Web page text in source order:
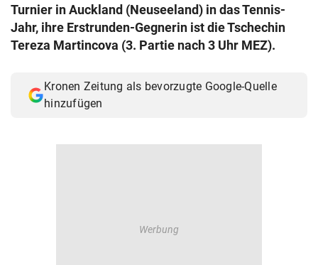
© Krone Multimedia GmbH & Co KG 2026
Turnier in Auckland (Neuseeland) in das Tennis-
Jahr, ihre Erstrunden-Gegnerin ist die Tschechin
Tereza Martincova (3. Partie nach 3 Uhr MEZ).
Kronen Zeitung als bevorzugte Google-Quelle
hinzufügen